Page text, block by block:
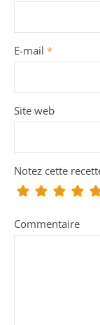
E-mail *
Site web
Notez cette
Commentaire